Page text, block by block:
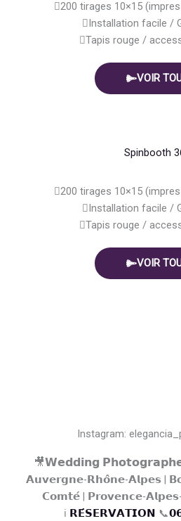
200 tirages 10×15
Installation facile /
Tapis rouge /
VOIR
Spinbooth
200 tirages 10×15
Installation facile /
Tapis rouge /
VOIR
Instagram:
🎥𝗪𝗲𝗱𝗱𝗶𝗻𝗴
𝗔𝘂𝘃𝗲𝗿𝗴𝗻𝗲-𝗥𝗵𝗼̂𝗻𝗲-𝗔𝗹𝗽𝗲𝘀 |
𝗖𝗼𝗺𝘁𝗲́ | 𝗣𝗿𝗼𝘃𝗲𝗻𝗰𝗲-
ℹ️ 𝗥𝗘́𝗦𝗘𝗥𝗩𝗔𝗧𝗜𝗢𝗡 📞